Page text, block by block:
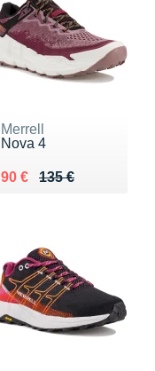
Merrell
Nova 4
135 €
Au lieu de 135 €
90 €
Vendu 90 €